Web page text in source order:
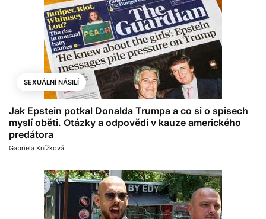
SEXUÁLNÍ NÁSILÍ
Jak Epstein potkal Donalda Trumpa a co si o spisech
myslí oběti. Otázky a odpovědi v kauze amerického
predátora
Gabriela Knížková